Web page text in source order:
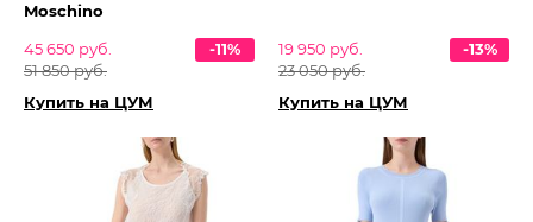
Moschino
45 650 руб.
51 850 руб.
-11%
Купить на ЦУМ
19 950 руб.
23 050 руб.
-13%
Купить на ЦУМ